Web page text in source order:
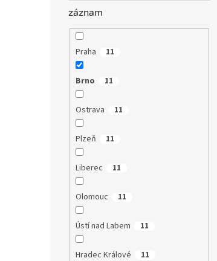
záznam
Praha 11
Brno 11
Ostrava 11
Plzeň 11
Liberec 11
Olomouc 11
Ústí nad Labem 11
Hradec Králové 11